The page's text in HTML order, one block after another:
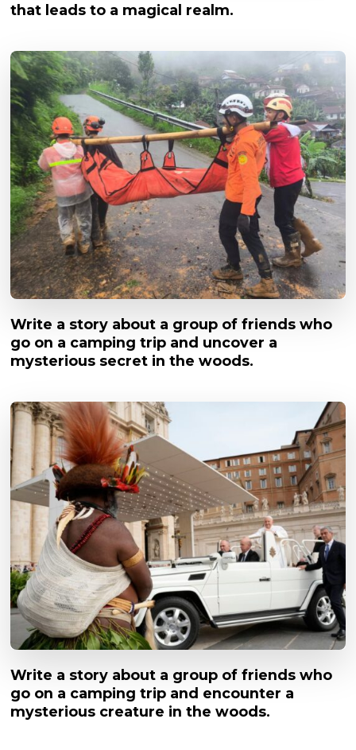
that leads to a magical realm.
Write a story about a group of friends who
go on a camping trip and uncover a
mysterious secret in the woods.
Write a story about a group of friends who
go on a camping trip and encounter a
mysterious creature in the woods.